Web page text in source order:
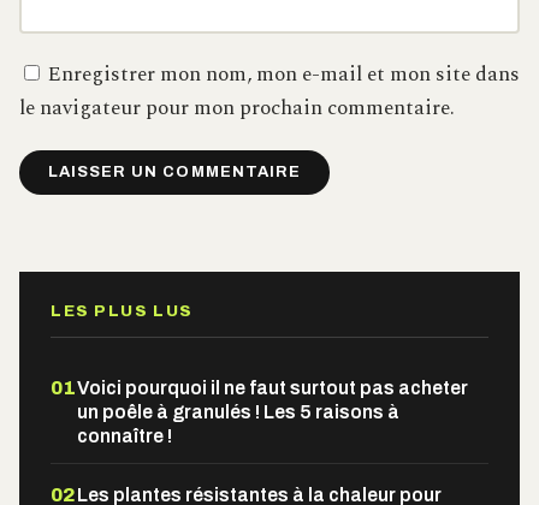
Enregistrer mon nom, mon e-mail et mon site dans
le navigateur pour mon prochain commentaire.
LES PLUS LUS
01Voici pourquoi il ne faut surtout pas acheter
un poêle à granulés ! Les 5 raisons à
connaître !
02Les plantes résistantes à la chaleur pour